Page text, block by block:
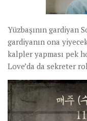
Yüzbaşının gardiyan
gardiyanın ona
kalpler yapması pek
Love’da da sekreter